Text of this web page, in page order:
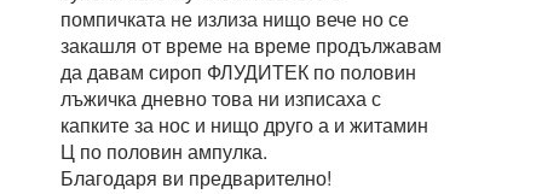
помпичката не излиза нищо вече но се
закашля от време на време продължавам
да давам сироп ФЛУДИТЕК по половин
лъжичка дневно това ни изписаха с
капките за нос и нищо друго а и житамин
Ц по половин ампулка.
Благодаря ви предварително!